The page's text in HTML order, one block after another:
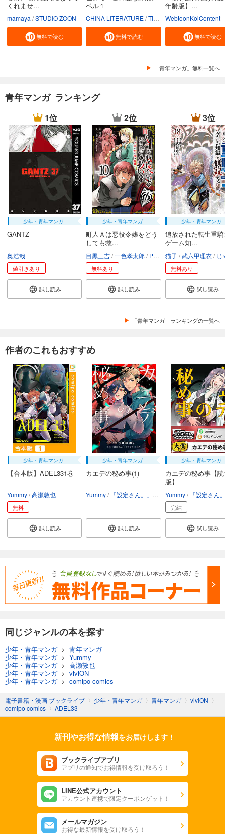
くれませ...
mamaya STUDIO ZOON
無料で読む
ベル１
CHINA LITERATURE Tiankongshu Mangongchang
無料で読む
年齢版】...
WebtoonKoiContent
無料で読む
「青年マンガ」無料一覧へ
青年マンガ ランキング
1位
少年・青年マンガ
GANTZ
奥浩哉
値引きあり
試し読み
2位
少年・青年マンガ
町人Ａは悪役令嬢をどう
しても救...
目黒三吉 一色孝太郎 Parum
無料あり
試し読み
3位
少年・青年マンガ
追放された転生重
ゲーム知...
猫子 武六甲理衣 じゃ
無料あり
試し読み
「青年マンガ」ランキングの一覧へ
作者のこれもおすすめ
少年・青年マンガ
【合本版】ADEL331巻
Yummy 高瀬敦也
無料
試し読み
少年・青年マンガ
カエデの秘め事(1)
Yummy 「設定さん。」ラランドニシダ
試し読み
少年・青年マンガ
カエデの秘め事【
版】
Yummy 「設定さん。」ララン
完結
試し読み
同じジャンルの本を探す
少年・青年マンガ> 青年マンガ
少年・青年マンガ> Yummy
少年・青年マンガ> 高瀬敦也
少年・青年マンガ> viviON
少年・青年マンガ> comipo comics
電子書籍・漫画 ブックライブ 〉 少年・青年マンガ 〉 青年マンガ 〉 viviON 〉
comipo comics 〉 ADEL33
新刊やお得な情報をお届けします！
ブックライブアプリ
アプリの通知でお得情報を受け取ろう！
LINE公式アカウント
アカウント連携で限定クーポンゲット！
メールマガジン
お得な最新情報を受け取ろう！